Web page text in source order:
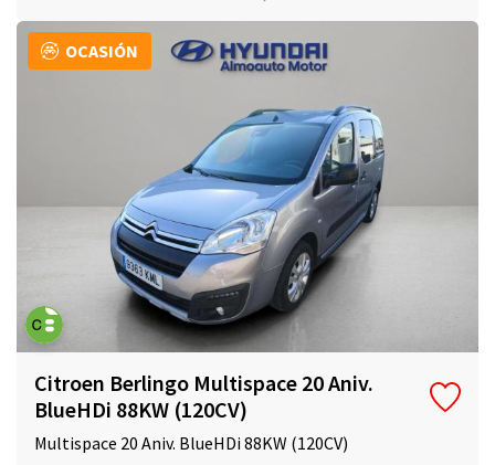
OCASIÓN
Citroen Berlingo Multispace 20 Aniv.
BlueHDi 88KW (120CV)
Multispace 20 Aniv. BlueHDi 88KW (120CV)